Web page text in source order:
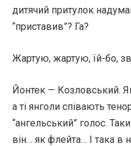
дитячий притулок
“приставив”? Га?
Жартую, жартую, їй-бо,
Йонтек — Козловський.
а ті янголи співають
“ангельський” голос.
він… як флейта… І така в